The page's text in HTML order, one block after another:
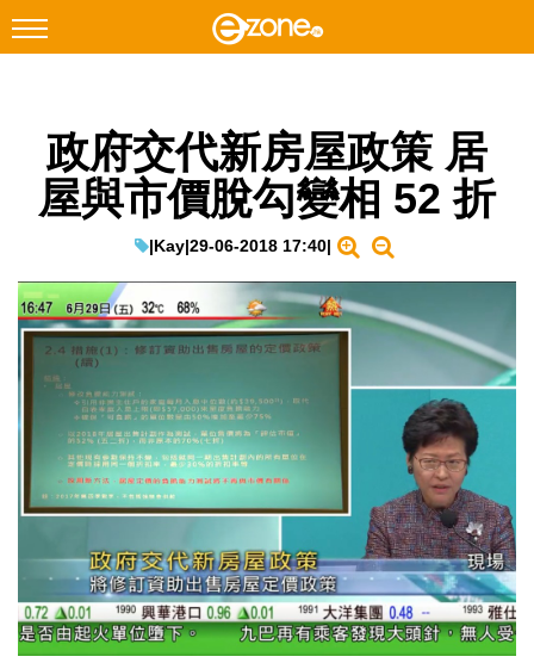
Facebook Instagram
科技焦點
遊戲動漫
教學評測
EduTech
IT Times
生成式AI與雲端應用
Enterprise Digital Transformation
特集
政府交代新房屋政策 居
屋與市價脫勾變相 52 折
|Kay|29-06-2018 17:40|